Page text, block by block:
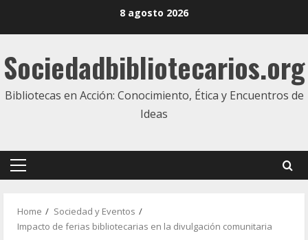
8 agosto 2026
Sociedadbibliotecarios.org
Bibliotecas en Acción: Conocimiento, Ética y Encuentros de
Ideas
Primary
Home
Sociedad y Eventos
Impacto de ferias bibliotecarias en la divulgación comunitaria